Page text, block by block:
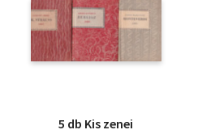
5 db Kis zenei